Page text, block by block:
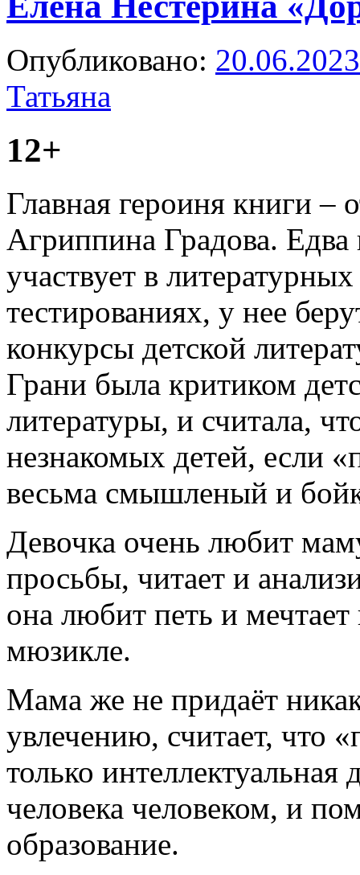
Опубликовано: 20.06.2023
Татьяна
12+
Главная героиня книги –
Агриппина Градова.
участвует в
тестированиях, у нее
конкурсы детской
Грани была критиком
литературы, и считала,
незнакомых детей, если
весьма смышленый и
Девочка очень любит
просьбы, читает и
она любит петь и
мюзикле.
Мама же не придаёт
увлечению, считает, что
только интеллектуальная
человека человеком, и
образование.